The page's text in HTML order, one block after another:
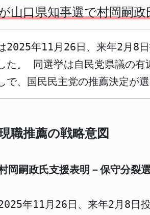
山口県知事選で村岡嗣
2025年11月26日、来年2月8
た。 同選挙は自民党県議の
で、国民民主党の推薦決定が
職推薦の戦略意図
岡嗣政氏支援表明－保守分裂
年11月26日、来年2月8日